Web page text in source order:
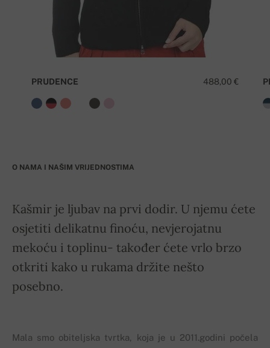
488,00 €
PRUDENCE
O NAMA I NAŠIM VRIJEDNOSTIMA
Kašmir je ljubav na prvi dodir. U njemu ćete
osjetiti delikatnu finoću, nevjerojatnu
mekoću i toplinu- također ćete vrlo brzo
otkriti kako u rukama držite nešto
posebno.
Mala smo obiteljska tvrtka, koja je u 2011.godini počela